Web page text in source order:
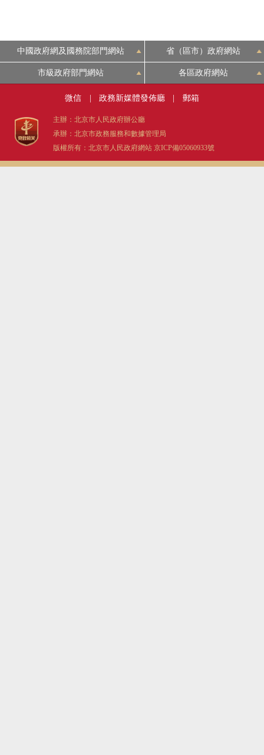
中國政府網及國務院部門網站 省（區市）政府網站
市級政府部門網站 各區政府網站
微信 政務新媒體發佈廳 郵箱
主辦：北京市人民政府辦公廳
承辦：北京市政務服務和數據管理局
版權所有：北京市人民政府網站 京ICP備05060933號